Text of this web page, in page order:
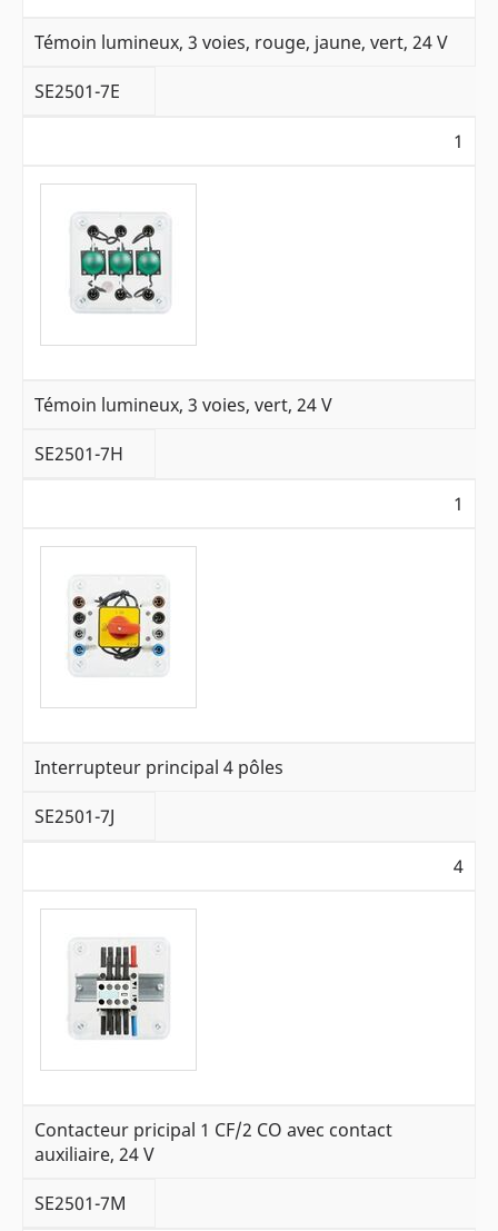
Témoin lumineux, 3 voies, rouge, jaune, vert, 24 V
SE2501-7E
1
Témoin lumineux, 3 voies, vert, 24 V
SE2501-7H
1
Interrupteur principal 4 pôles
SE2501-7J
4
Contacteur pricipal 1 CF/2 CO avec contact
auxiliaire, 24 V
SE2501-7M